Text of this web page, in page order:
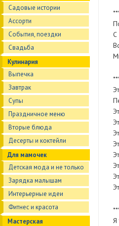
Садовые истории
Ассорти
События, поездки
Свадьба
Кулинария
Выпечка
Завтрак
Супы
Праздничное меню
Вторые блюда
Десерты и коктейли
Для мамочек
Детская мода и не только
Зарядка малышам
Интерьерные идеи
Фитнес и красота
Мастерская
С
Я